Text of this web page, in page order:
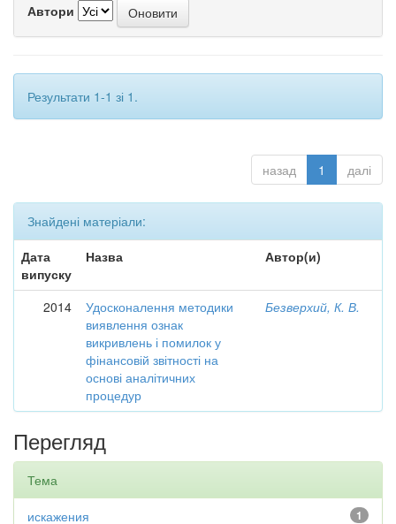
Автори
Результати 1-1 зі 1.
назад 1 далі
Знайдені матеріали:
Дата
випуску
Назва Автор(и)
2014
Удосконалення методики
виявлення ознак
викривлень і помилок у
фінансовій звітності на
основі аналітичних
процедур
Безверхий, К. В.
Перегляд
Тема
1
искажения